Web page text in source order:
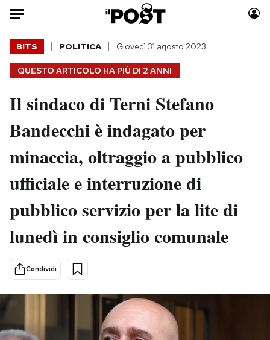
Auto
HOME
Italia
Politica
Tecnologia
Scienza
Cultura
Sport
Moda
Consumismi
Storie/Idee
Ok Boomer!
Media
Europa
Mondiali calcio 2026
PODCAST
NEWSLETTER
QUESTO ARTICOLO HA PIÙ DI 2 ANNI
BITS POLITICA Giovedì 31 agosto 2023
Il sindaco di Terni Stefano
Bandecchi è indagato per
minaccia, oltraggio a pubblico
ufficiale e interruzione di
pubblico servizio per la lite di
lunedì in consiglio comunale
Condividi